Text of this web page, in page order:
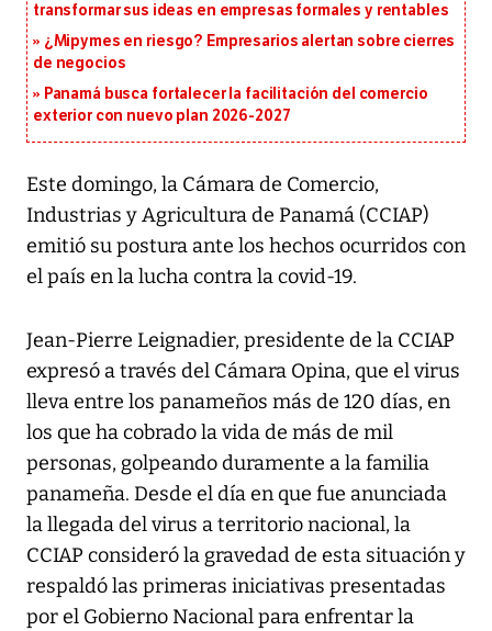
transformar sus ideas en empresas formales y rentables
¿Mipymes en riesgo? Empresarios alertan sobre cierres
de negocios
Panamá busca fortalecer la facilitación del comercio
exterior con nuevo plan 2026-2027
Este domingo, la Cámara de Comercio,
Industrias y Agricultura de Panamá (CCIAP)
emitió su postura ante los hechos ocurridos con
el país en la lucha contra la covid-19.
Jean-Pierre Leignadier, presidente de la CCIAP
expresó a través del Cámara Opina, que el virus
lleva entre los panameños más de 120 días, en
los que ha cobrado la vida de más de mil
personas, golpeando duramente a la familia
panameña. Desde el día en que fue anunciada
la llegada del virus a territorio nacional, la
CCIAP consideró la gravedad de esta situación y
respaldó las primeras iniciativas presentadas
por el Gobierno Nacional para enfrentar la